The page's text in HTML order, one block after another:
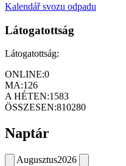
Kalendář svozu odpadu
Látogatottság
Látogatottság:
ONLINE:0
MA:126
A HÉTEN:1583
ÖSSZESEN:810280
Naptár
Augusztus2026